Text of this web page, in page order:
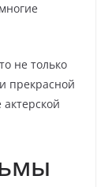
не только
прекрасной